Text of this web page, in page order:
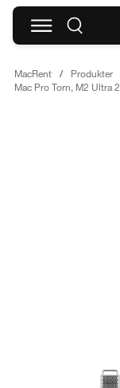
MacRent Produkter
Mac Pro Torn, M2 Ultra